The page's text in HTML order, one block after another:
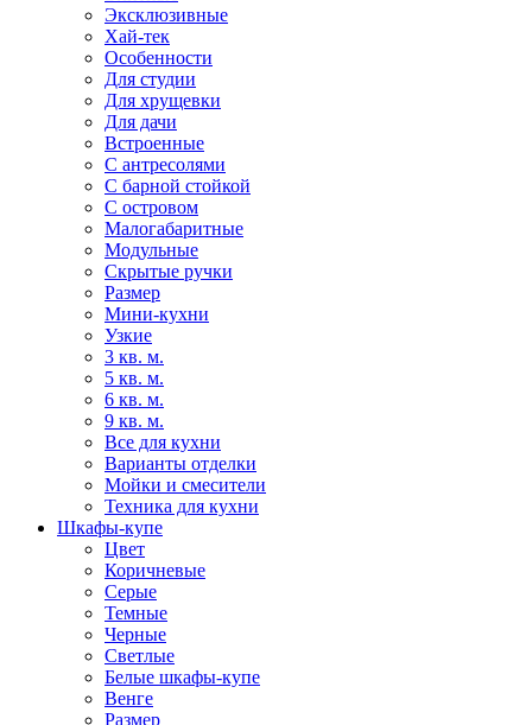
Эксклюзивные
Хай-тек
Особенности
Для студии
Для хрущевки
Для дачи
Встроенные
С антресолями
С барной стойкой
С островом
Малогабаритные
Модульные
Скрытые ручки
Размер
Мини-кухни
Узкие
3 кв. м.
5 кв. м.
6 кв. м.
9 кв. м.
Все для кухни
Варианты отделки
Мойки и смесители
Техника для кухни
Шкафы-купе
Цвет
Коричневые
Серые
Темные
Черные
Светлые
Белые шкафы-купе
Венге
Размер